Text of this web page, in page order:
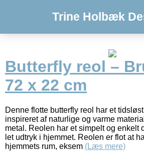
Trine Holbæk
Butterfly reol –
72 x 22 cm
Denne flotte butterfly reol har et
inspireret af naturlige og varme
metal. Reolen har et simpelt og enkelt
let udtryk i hjemmet. Reolen er flot at
hjemmets rum, eksem (Læs mere)